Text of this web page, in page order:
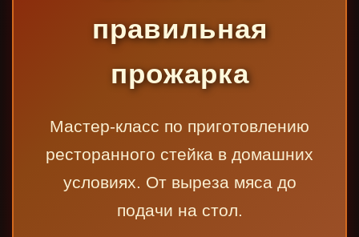
правильная
прожарка
Мастер-класс по приготовлению
ресторанного стейка в домашних
условиях. От выреза мяса до
подачи на стол.